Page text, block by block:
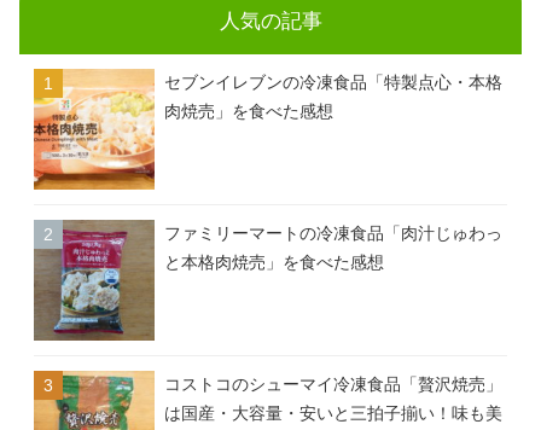
人気の記事
セブンイレブンの冷凍食品「特製点心・本格
肉焼売」を食べた感想
ファミリーマートの冷凍食品「肉汁じゅわっ
と本格肉焼売」を食べた感想
コストコのシューマイ冷凍食品「贅沢焼売」
は国産・大容量・安いと三拍子揃い！味も美